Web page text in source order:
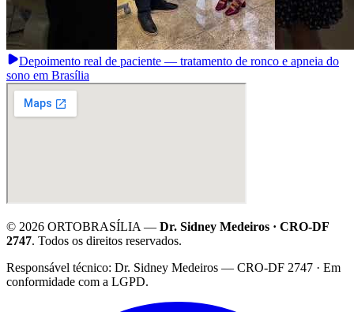
Depoimento real de paciente — tratamento de ronco e apneia do
sono em Brasília
© 2026 ORTOBRASÍLIA — Dr. Sidney Medeiros · CRO-DF
2747. Todos os direitos reservados.
Responsável técnico: Dr. Sidney Medeiros — CRO-DF 2747 · Em
conformidade com a LGPD.